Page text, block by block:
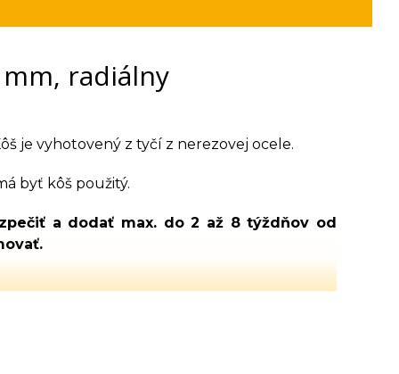
radiálny
je vyhotovený z tyčí z nerezovej ocele.
byť kôš použitý.
a dodať max. do 2 až 8 týždňov od